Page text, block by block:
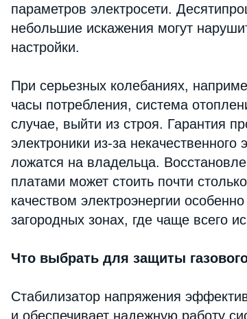
параметров электросети.
небольшие искажения могут
настройки.
При серьезных колебаниях,
часы потребления, система
случае, выйти из строя. Гарантия
электроники из-за
ложатся на владельца.
платами может стоить почти
качеством электроэнергии
загородных зонах, где чаще всего
Что выбрать для защиты
Стабилизатор напряжения
и обеспечивает надежную работу